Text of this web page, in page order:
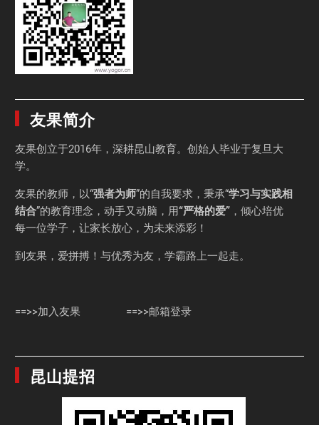
友果简介
友果创立于2016年，深耕昆山教育。创始人毕业于复旦大
学。
友果的教师，以“强者为师”的自我要求，秉承“学习与实践相
结合”的教育理念，动手又动脑，用“严格的爱” ，倾心培优
每一位学子，让家长放心，为未来添彩！
到友果，爱拼搏！与优秀为友，学霸路上一起走。
==>>加入友果 ==>>邮箱登录
昆山提招